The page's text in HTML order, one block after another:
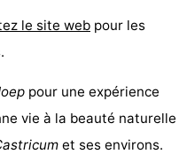
le site web pour les
pour une expérience
vie à la beauté naturelle
et ses environs.